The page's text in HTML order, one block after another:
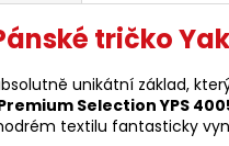
tričko
unikátní základ,
Selection YPS
textilu fantasticky